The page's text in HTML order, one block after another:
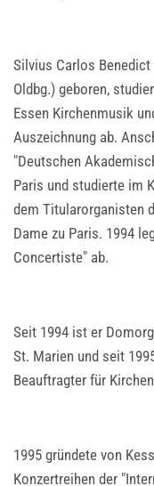
Silvius Carlos Benedict
Oldbg.) geboren,
Essen Kirchenmusik
Auszeichnung ab.
"Deutschen
Paris und studierte im
dem Titularorganisten
Dame zu Paris. 1994
Concertiste" ab.
Seit 1994 ist er
St. Marien und seit
Beauftragter für
1995 gründete von
Konzertreihen der